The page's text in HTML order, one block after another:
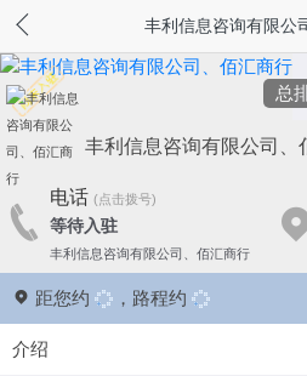
丰利信息咨询有限公
总
丰利信息咨询有限公司、
电话 (点击拨号)
等待入驻
丰利信息咨询有限公司、佰汇商行
距您约 ，路程约
介绍